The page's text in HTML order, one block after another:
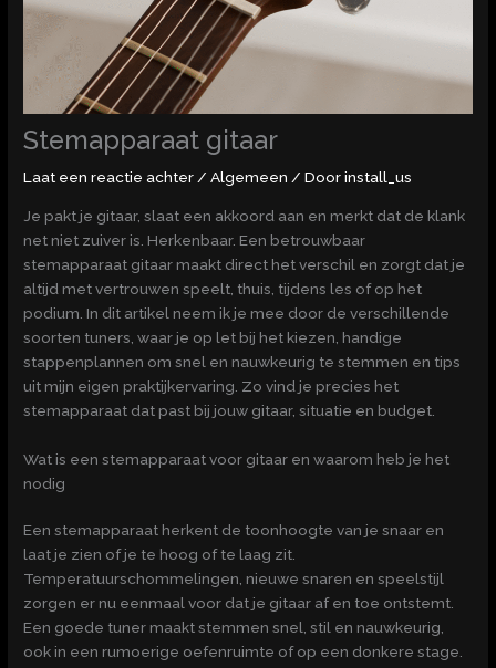
Stemapparaat gitaar
Laat een reactie achter /Algemeen / Doorinstall_us
Je pakt je gitaar, slaat een akkoord aan en merkt dat de klank
net niet zuiver is. Herkenbaar. Een betrouwbaar
stemapparaat gitaar maakt direct het verschil en zorgt dat je
altijd met vertrouwen speelt, thuis, tijdens les of op het
podium. In dit artikel neem ik je mee door de verschillende
soorten tuners, waar je op let bij het kiezen, handige
stappenplannen om snel en nauwkeurig te stemmen en tips
uit mijn eigen praktijkervaring. Zo vind je precies het
stemapparaat dat past bij jouw gitaar, situatie en budget.
Wat is een stemapparaat voor gitaar en waarom heb je het
nodig
Een stemapparaat herkent de toonhoogte van je snaar en
laat je zien of je te hoog of te laag zit.
Temperatuurschommelingen, nieuwe snaren en speelstijl
zorgen er nu eenmaal voor dat je gitaar af en toe ontstemt.
Een goede tuner maakt stemmen snel, stil en nauwkeurig,
ook in een rumoerige oefenruimte of op een donkere stage.